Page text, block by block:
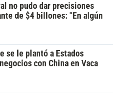
no pudo dar precisiones
de $4 billones: "En algún
se le plantó a Estados
con China en Vaca